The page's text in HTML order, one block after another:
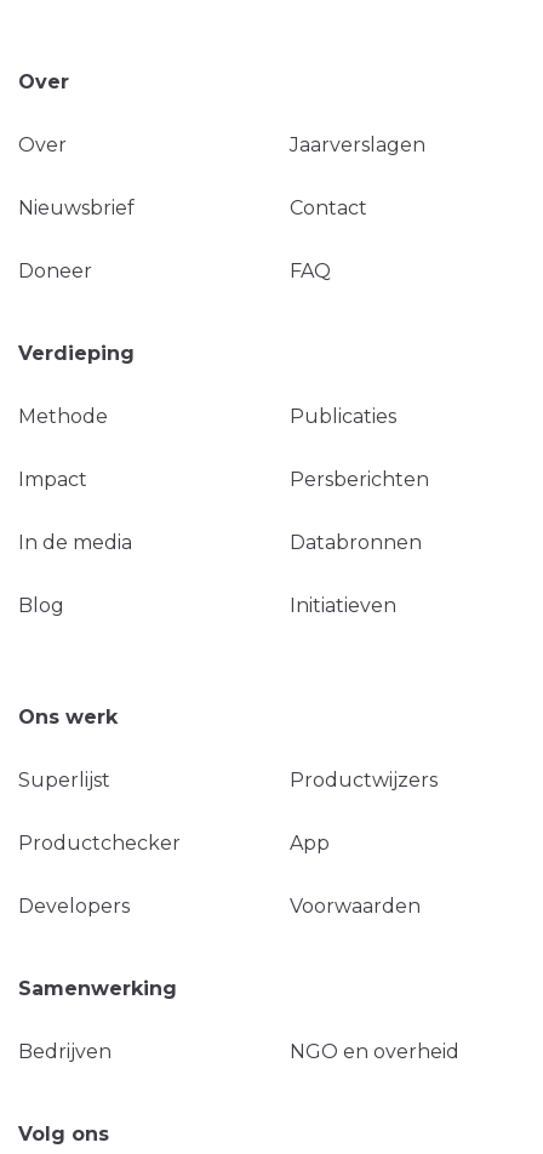
Over
Over Jaarverslagen
Nieuwsbrief Contact
Doneer FAQ
Verdieping
Methode Publicaties
Impact Persberichten
In de media Databronnen
Blog Initiatieven
Ons werk
Superlijst Productwijzers
Productchecker App
Developers Voorwaarden
Samenwerking
Bedrijven NGO en overheid
Volg ons